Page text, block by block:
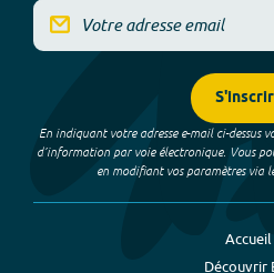
En indiquant votre adresse e-mail ci-dessus
d’information par voie électronique. Vous
en modifiant vos paramètres via
Accueil
Découvrir